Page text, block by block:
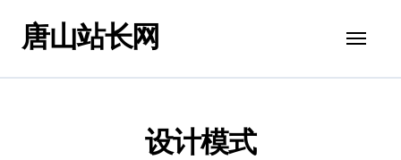
唐山站长网
设计模式